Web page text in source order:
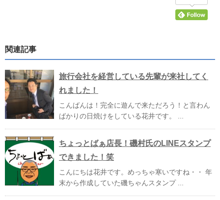
関連記事
旅行会社を経営している先輩が来社してく
れました！
こんばんは！完全に遊んで来ただろう！と言わん
ばかりの日焼けをしている花井です。 ...
ちょっとばぁ店長！磯村氏のLINEスタンプ
できました！笑
こんにちは花井です。めっちゃ寒いですね・・ 年
末から作成していた磯ちゃんスタンプ ...